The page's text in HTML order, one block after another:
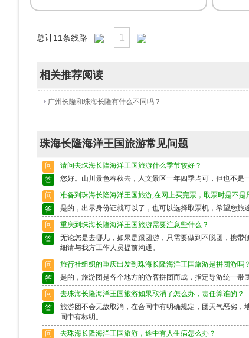
总计11条线路 1
相关推荐阅读
广州长隆和珠海长隆有什么不同吗？
珠海长隆海洋王国旅游常见问题
问
请问去珠海长隆海洋王国旅游什么季节较好？
答
您好。山川景色春秋去，人文景区一年四季均可，但也不是
问
准备到珠海长隆海洋王国旅游,在网上买完票，取票时是不是
答
是的，出示身份证就可以了，也可以选择取票机，希望您旅
问
重庆到珠海长隆海洋王国旅游需要注意些什么？
答
无论您是去哪儿，如果是跟团游，只需要做到不脱团，携
细请与我方工作人员提前沟通。
问
旅行社组织的重庆出发到珠海长隆海洋王国旅游是拼团游吗？
答
是的，旅游团是各个地方的游客拼团而成，指定导游统一带
问
去珠海长隆海洋王国旅游如果取消了怎么办，责任算谁的？
答
旅游团不会无故取消，在合同中有明确规定，团天气恶劣
同中有标明。
问
去珠海长隆海洋王国旅游，途中有人生病怎么办？